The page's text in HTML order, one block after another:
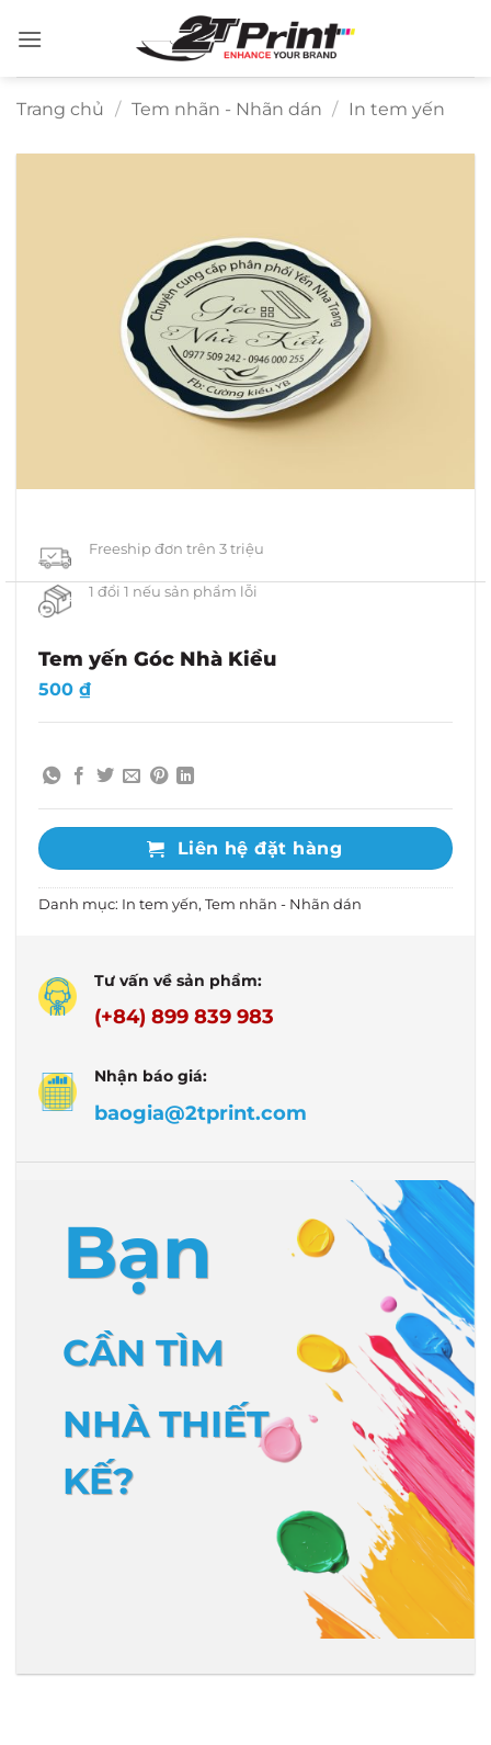
qua
Trang chủ / Tem nhãn - Nhãn dán / In tem yến
Freeship đơn trên 3 triệu
1 đổi 1 nếu sản phẩm lỗi
Tem yến Góc Nhà Kiều
500 ₫
Liên hệ đặt hàng
Danh mục: In tem yến, Tem nhãn - Nhãn dán
Tư vấn về sản phẩm:
(+84) 899 839 983
Nhận báo giá:
baogia@2tprint.com
Bạn
CẦN TÌM
NHÀ THIẾT
KẾ?